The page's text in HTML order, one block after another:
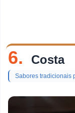
6. Costa
Sabores tradicionais